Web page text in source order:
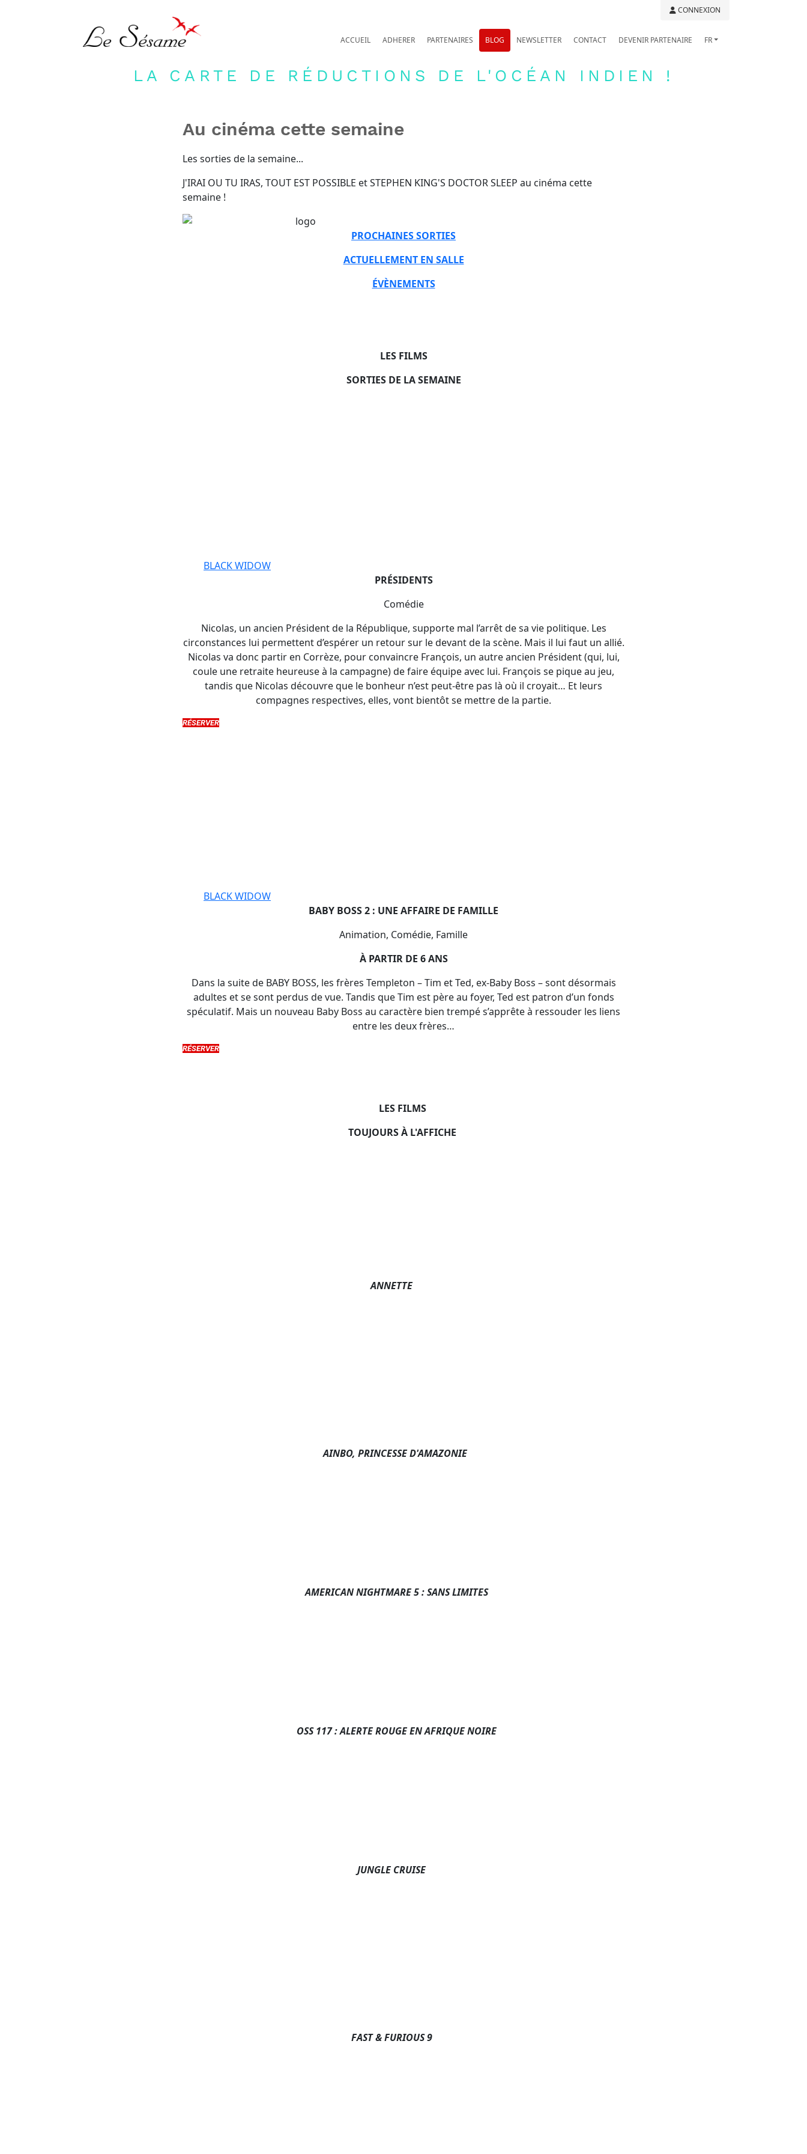
CONNEXION
ACCUEIL ADHERER PARTENAIRES BLOG NEWSLETTER CONTACT DEVENIR PARTENAIRE FR
LA CARTE DE RÉDUCTIONS DE L'OCÉAN INDIEN !
Au cinéma cette semaine
Les sorties de la semaine...
J'IRAI OU TU IRAS, TOUT EST POSSIBLE et STEPHEN KING'S DOCTOR SLEEP au cinéma cette
semaine !
PROCHAINES SORTIES
ACTUELLEMENT EN SALLE
ÉVÈNEMENTS
LES FILMS
SORTIES DE LA SEMAINE
BLACK WIDOW
PRÉSIDENTS
Comédie
Nicolas, un ancien Président de la République, supporte mal l’arrêt de sa vie politique. Les
circonstances lui permettent d’espérer un retour sur le devant de la scène. Mais il lui faut un allié.
Nicolas va donc partir en Corrèze, pour convaincre François, un autre ancien Président (qui, lui,
coule une retraite heureuse à la campagne) de faire équipe avec lui. François se pique au jeu,
tandis que Nicolas découvre que le bonheur n’est peut-être pas là où il croyait… Et leurs
compagnes respectives, elles, vont bientôt se mettre de la partie.
RÉSERVER
BLACK WIDOW
BABY BOSS 2 : UNE AFFAIRE DE FAMILLE
Animation, Comédie, Famille
À PARTIR DE 6 ANS
Dans la suite de BABY BOSS, les frères Templeton – Tim et Ted, ex-Baby Boss – sont désormais
adultes et se sont perdus de vue. Tandis que Tim est père au foyer, Ted est patron d’un fonds
spéculatif. Mais un nouveau Baby Boss au caractère bien trempé s’apprête à ressouder les liens
entre les deux frères…
RÉSERVER
LES FILMS
TOUJOURS À L'AFFICHE
ANNETTE
AINBO, PRINCESSE D'AMAZONIE
AMERICAN NIGHTMARE 5 : SANS LIMITES
OSS 117 : ALERTE ROUGE EN AFRIQUE NOIRE
JUNGLE CRUISE
FAST & FURIOUS 9